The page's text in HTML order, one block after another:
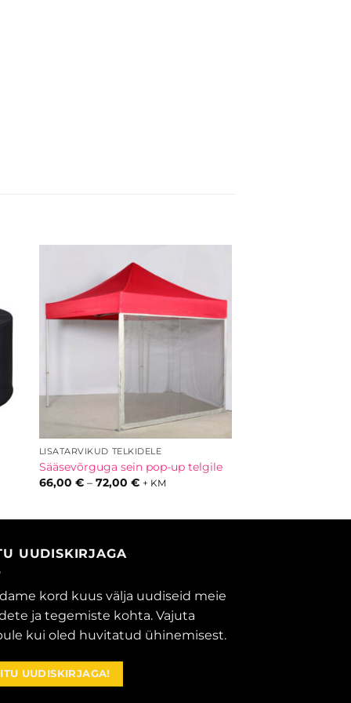
LISATARVIKUD TELKIDELE
Sääsevõrguga sein pop-up telgile
66,00 € – 72,00 €Hinnavahemik:
+ KM
UUDISKIRJAGA
kord kuus välja uudiseid meie
ja tegemiste kohta. Vajuta
kui oled huvitatud ühinemisest.
UUDISKIRJAGA!